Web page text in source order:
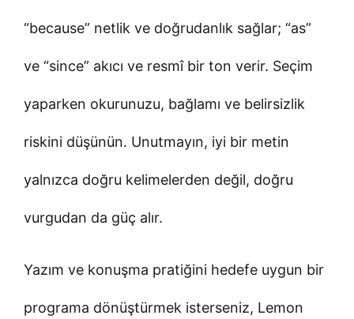
“because” netlik ve doğrudanlık sağlar; “as”
ve “since” akıcı ve resmî bir ton verir. Seçim
yaparken okurunuzu, bağlamı ve belirsizlik
riskini düşünün. Unutmayın, iyi bir metin
yalnızca doğru kelimelerden değil, doğru
vurgudan da güç alır.
Yazım ve konuşma pratiğini hedefe uygun bir
programa dönüştürmek isterseniz, Lemon